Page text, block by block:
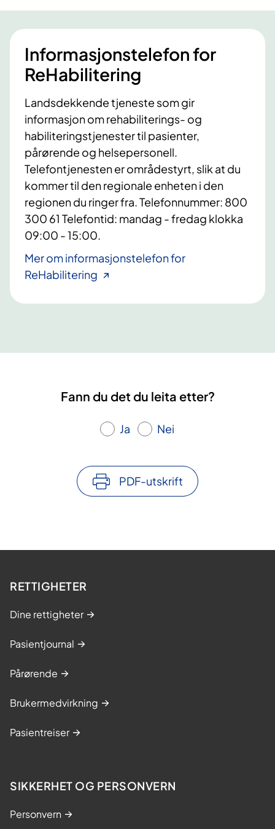
Informasjonstelefon for
ReHabilitering
Landsdekkende tjeneste som gir
informasjon om rehabiliterings- og
habiliteringstjenester til pasienter,
pårørende og helsepersonell.
Telefontjenesten er områdestyrt, slik at du
kommer til den regionale enheten i den
regionen du ringer fra. Telefonnummer: 800
300 61 Telefontid: mandag - fredag klokka
09:00 - 15:00.
Mer om informasjonstelefon for
ReHabilitering
Fann du det du leita etter?
Ja Nei
PDF-utskrift
RETTIGHETER
Dine rettigheter
Pasientjournal
Pårørende
Brukermedvirkning
Pasientreiser
SIKKERHET OG PERSONVERN
Personvern